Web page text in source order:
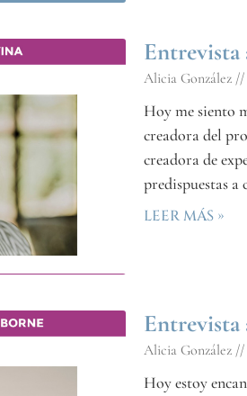
Entrevista
Alicia González
Hoy me siento
creadora del
creadora de
predispuestas
LEER MÁS »
Entrevista
Alicia González
Hoy estoy